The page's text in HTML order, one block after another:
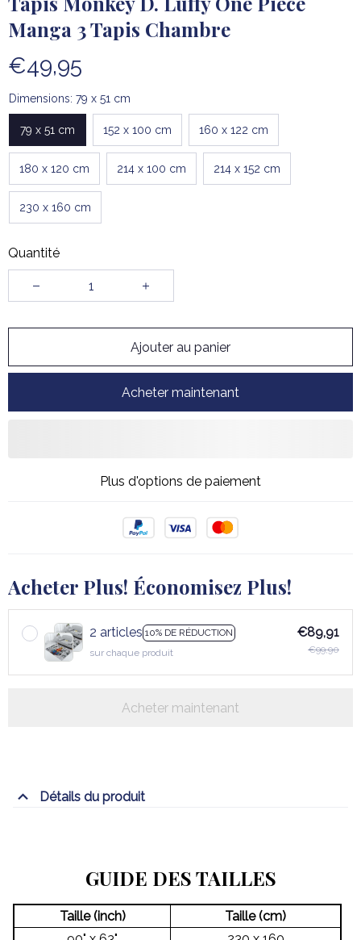
Manga 3 Tapis Chambre
€49,95
Dimensions: 79 x 51 cm
79 x 51 cm 152 x 100 cm 160 x 122 cm
180 x 120 cm 214 x 100 cm 214 x 152 cm
230 x 160 cm
Quantité
Ajouter au panier
Acheter maintenant
Plus d'options de paiement
Acheter Plus! Économisez Plus!
2 articles 10% DE RÉDUCTION
sur chaque produit
€89,91
€99,90
Acheter maintenant
Détails du produit
GUIDE DES TAILLES
Taille (inch)
Taille (cm)